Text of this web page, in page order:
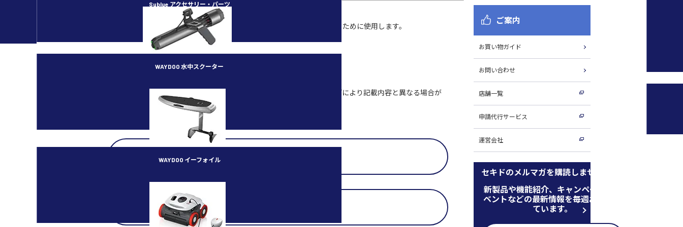
Sublue アクセサリー・パーツ
WAYDOO 水中スクーター
WAYDOO イーフォイル
ご案内
お買い物ガイド
お問い合わせ
店舗一覧
申請代行サービス
運営会社
セキドのメルマガを購読しませんか
新製品や機能紹介、キャンペーン、イ
ベントなどの最新情報を毎週お届けし
ています。
薄型のスマートフォンのような端末使用時に、端末のフィット感を強めるために使用します。
※記載内容は公開時点での仕様に基づいています。バージョンアップなどにより記載内容と異なる場合が
※記載事項は予告なく変更となる場合があります。
DJI OM 4 / SE Q&Aの